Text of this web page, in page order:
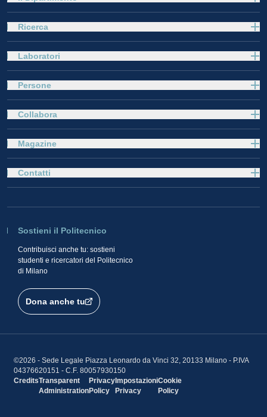
Ricerca
Laboratori
Persone
Collabora
Magazine
Sostieni il Politecnico
Contribuisci anche tu: sostieni
studenti e ricercatori del Politecnico
di Milano
Dona anche tu
Contatti
©2026 - Sede Legale Piazza Leonardo da Vinci 32, 20133 Milano - P.IVA
04376620151 - C.F. 80057930150
CreditsTransparent
Administration
Privacy
Policy
Impostazioni
Privacy
Cookie
Policy